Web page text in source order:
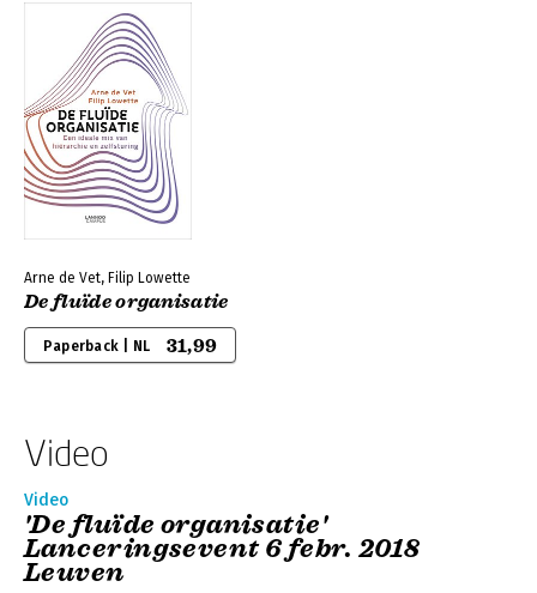
Arne de Vet, Filip Lowette
De fluïde organisatie
Paperback | NL 31,99
Video
Video
'De fluïde organisatie'
Lanceringsevent 6 febr. 2018
Leuven